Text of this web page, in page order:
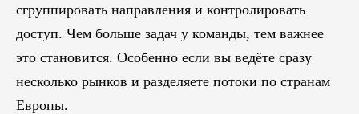
сгруппировать направления и контролировать
доступ. Чем больше задач у команды, тем важнее
это становится. Особенно если вы ведёте сразу
несколько рынков и разделяете потоки по странам
Европы.